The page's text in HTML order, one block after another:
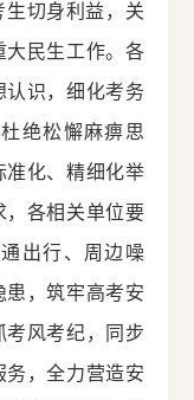
切身利益，关
大民生工作。各
认识，细化考务
绝松懈麻痹思
准化、精细化举
，各相关单位要
出行、周边噪
患，筑牢高考安
考风考纪，同步
务，全力营造安